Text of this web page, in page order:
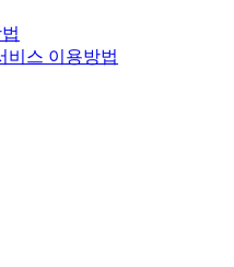
비스 이용방법